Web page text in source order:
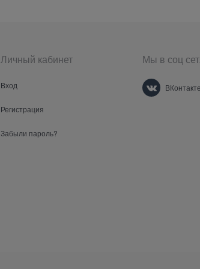
Личный кабинет
Вход
Регистрация
Забыли пароль?
Мы в соц